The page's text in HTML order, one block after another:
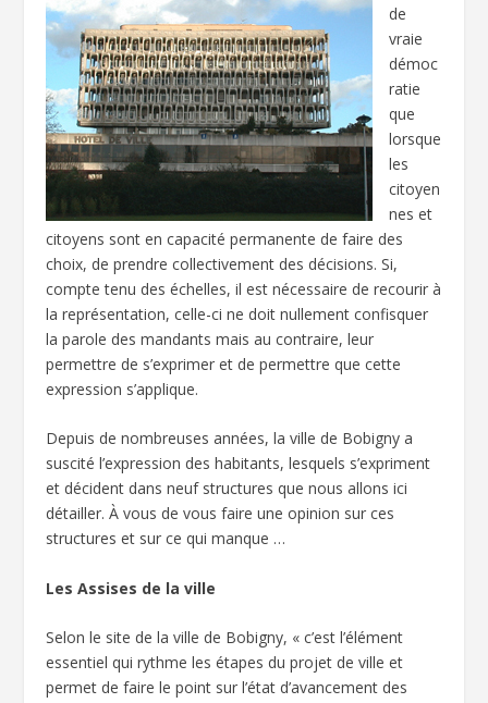
de
vraie
démoc
ratie
que
lorsque
les
citoyen
nes et
citoyens sont en capacité permanente de faire des
choix, de prendre collectivement des décisions. Si,
compte tenu des échelles, il est nécessaire de recourir à
la représentation, celle-ci ne doit nullement confisquer
la parole des mandants mais au contraire, leur
permettre de s’exprimer et de permettre que cette
expression s’applique.
Depuis de nombreuses années, la ville de Bobigny a
suscité l’expression des habitants, lesquels s’expriment
et décident dans neuf structures que nous allons ici
détailler. À vous de vous faire une opinion sur ces
structures et sur ce qui manque …
Les Assises de la ville
Selon le site de la ville de Bobigny, « c’est l’élément
essentiel qui rythme les étapes du projet de ville et
permet de faire le point sur l’état d’avancement des